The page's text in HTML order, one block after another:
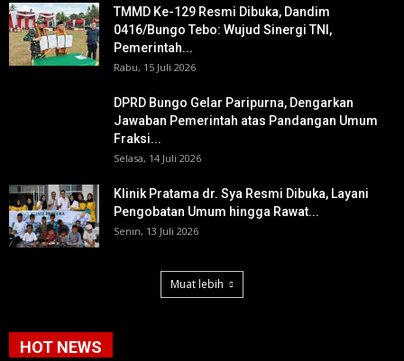
TMMD Ke-129 Resmi Dibuka, Dandim
0416/Bungo Tebo: Wujud Sinergi TNI,
Pemerintah...
Rabu, 15 Juli 2026
DPRD Bungo Gelar Paripurna, Dengarkan
Jawaban Pemerintah atas Pandangan Umum
Fraksi...
Selasa, 14 Juli 2026
Klinik Pratama dr. Sya Resmi Dibuka, Layani
Pengobatan Umum hingga Rawat...
Senin, 13 Juli 2026
Muat lebih
HOT NEWS